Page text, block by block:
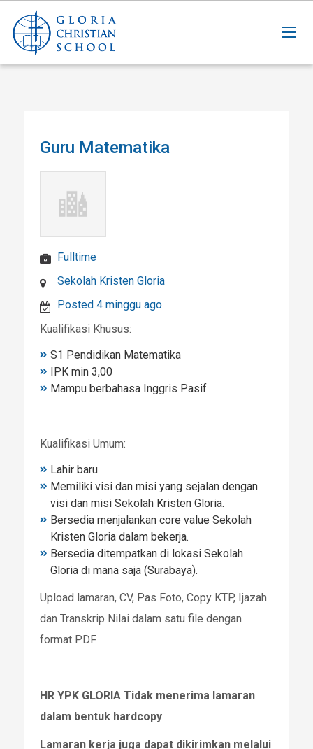
Guru Matematika
Fulltime
Sekolah Kristen Gloria
Posted 4 minggu ago
Kualifikasi Khusus:
S1 Pendidikan Matematika
IPK min 3,00
Mampu berbahasa Inggris Pasif
Kualifikasi Umum:
Lahir baru
Memiliki visi dan misi yang sejalan dengan
visi dan misi Sekolah Kristen Gloria.
Bersedia menjalankan core value Sekolah
Kristen Gloria dalam bekerja.
Bersedia ditempatkan di lokasi Sekolah
Gloria di mana saja (Surabaya).
Upload lamaran, CV, Pas Foto, Copy KTP, Ijazah
dan Transkrip Nilai dalam satu file dengan
format PDF.
HR YPK GLORIA Tidak menerima lamaran
dalam bentuk hardcopy
Lamaran kerja juga dapat dikirimkan melalui